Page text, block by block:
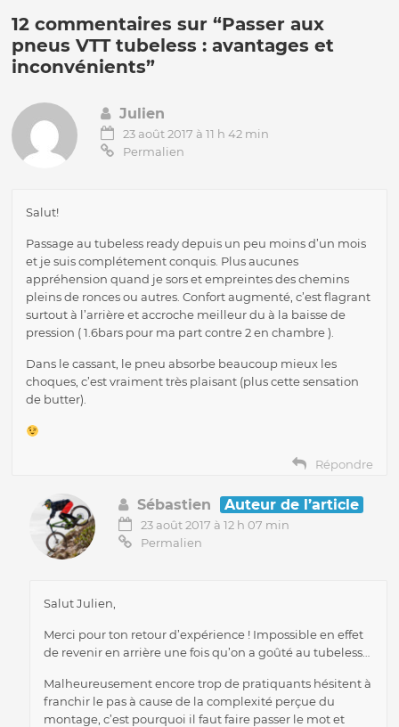
12 commentaires sur “Passer aux
pneus VTT tubeless : avantages et
inconvénients”
Julien
23 août 2017 à 11 h 42 min
Permalien
Salut!
Passage au tubeless ready depuis un peu moins d’un mois
et je suis complétement conquis. Plus aucunes
appréhension quand je sors et empreintes des chemins
pleins de ronces ou autres. Confort augmenté, c’est flagrant
surtout à l’arrière et accroche meilleur du à la baisse de
pression ( 1.6bars pour ma part contre 2 en chambre ).
Dans le cassant, le pneu absorbe beaucoup mieux les
choques, c’est vraiment très plaisant (plus cette sensation
de butter).
Répondre
Sébastien Auteur de l’article
23 août 2017 à 12 h 07 min
Permalien
Salut Julien,
Merci pour ton retour d’expérience ! Impossible en effet
de revenir en arrière une fois qu’on a goûté au tubeless…
Malheureusement encore trop de pratiquants hésitent à
franchir le pas à cause de la complexité perçue du
montage, c’est pourquoi il faut faire passer le mot et